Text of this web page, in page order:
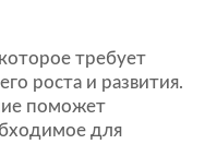
требует
роста и развития.
поможет
для